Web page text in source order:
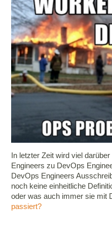
In letzter Zeit wird viel
Engineers zu DevOps
DevOps Engineers
noch keine einheitliche
oder was auch immer sie
passiert?